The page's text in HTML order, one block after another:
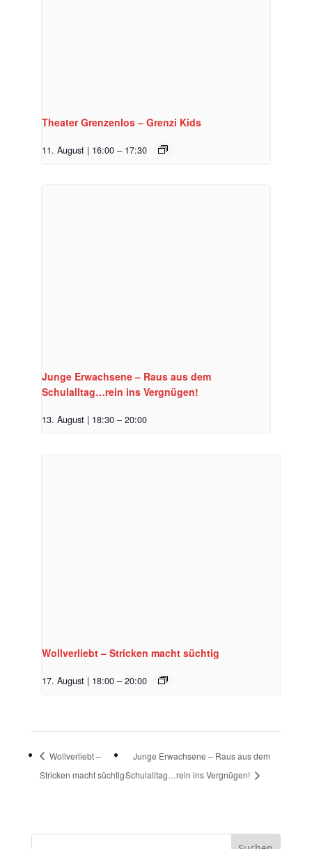
Theater Grenzenlos – Grenzi Kids
11. August | 16:00 – 17:30
Junge Erwachsene – Raus aus dem
Schulalltag…rein ins Vergnügen!
13. August | 18:30 – 20:00
Wollverliebt – Stricken macht süchtig
17. August | 18:00 – 20:00
Wollverliebt –
Stricken macht süchtig
Junge Erwachsene – Raus aus dem
Schulalltag…rein ins Vergnügen!